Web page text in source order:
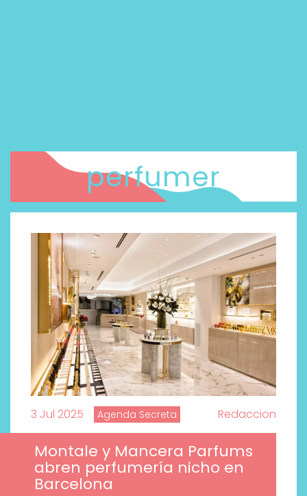
perfumer
3 Jul 2025 Agenda Secreta Redaccion
Montale y Mancera Parfums
abren perfumería nicho en
Barcelona